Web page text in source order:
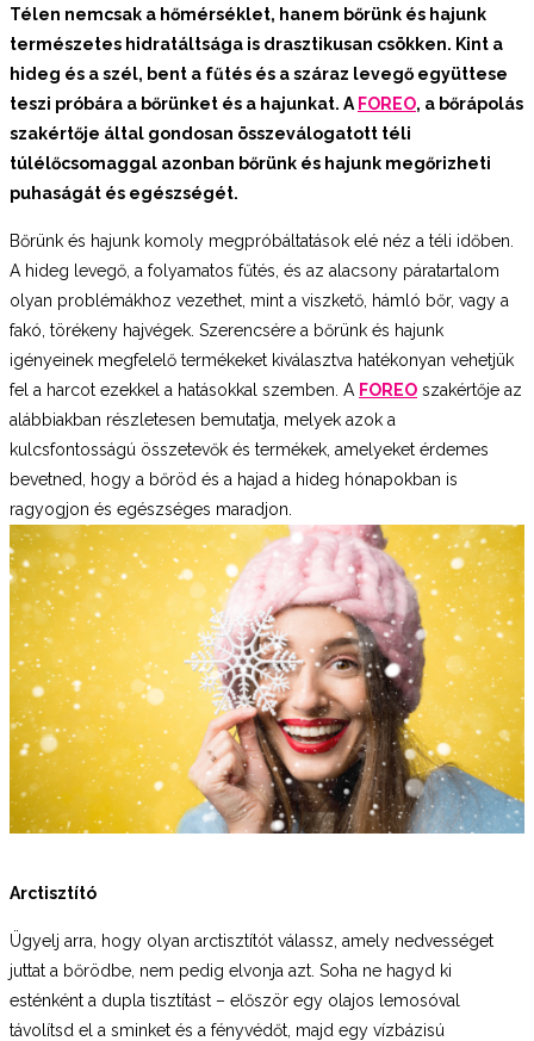
Télen nemcsak a hőmérséklet, hanem bőrünk és hajunk
természetes hidratáltsága is drasztikusan csökken. Kint a
hideg és a szél, bent a fűtés és a száraz levegő együttese
teszi próbára a bőrünket és a hajunkat. A FOREO, a bőrápolás
szakértője által gondosan összeválogatott téli
túlélőcsomaggal azonban bőrünk és hajunk megőrizheti
puhaságát és egészségét.
Bőrünk és hajunk komoly megpróbáltatások elé néz a téli időben.
A hideg levegő, a folyamatos fűtés, és az alacsony páratartalom
olyan problémákhoz vezethet, mint a viszkető, hámló bőr, vagy a
fakó, törékeny hajvégek. Szerencsére a bőrünk és hajunk
igényeinek megfelelő termékeket kiválasztva hatékonyan vehetjük
fel a harcot ezekkel a hatásokkal szemben. A FOREO szakértője az
alábbiakban részletesen bemutatja, melyek azok a
kulcsfontosságú összetevők és termékek, amelyeket érdemes
bevetned, hogy a bőröd és a hajad a hideg hónapokban is
ragyogjon és egészséges maradjon.
Arctisztító
Ügyelj arra, hogy olyan arctisztítót válassz, amely nedvességet
juttat a bőrödbe, nem pedig elvonja azt. Soha ne hagyd ki
esténként a dupla tisztítást – először egy olajos lemosóval
távolítsd el a sminket és a fényvédőt, majd egy vízbázisú